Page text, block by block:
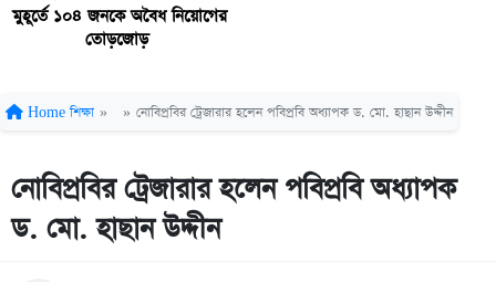
মুহূর্তে ১০৪ জনকে অবৈধ নিয়োগের
তোড়জোড়
Home শিক্ষা » » নোবিপ্রবির ট্রেজারার হলেন পবিপ্রবি অধ্যাপক ড. মো. হাছান উদ্দীন
নোবিপ্রবির ট্রেজারার হলেন পবিপ্রবি অধ্যাপক
ড. মো. হাছান উদ্দীন